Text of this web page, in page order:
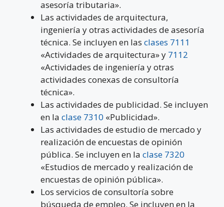
asesoría tributaria».
Las actividades de arquitectura,
ingeniería y otras actividades de asesoría
técnica. Se incluyen en las clases 7111
«Actividades de arquitectura» y 7112
«Actividades de ingeniería y otras
actividades conexas de consultoría
técnica».
Las actividades de publicidad. Se incluyen
en la clase 7310 «Publicidad».
Las actividades de estudio de mercado y
realización de encuestas de opinión
pública. Se incluyen en la clase 7320
«Estudios de mercado y realización de
encuestas de opinión pública».
Los servicios de consultoría sobre
búsqueda de empleo. Se incluyen en la